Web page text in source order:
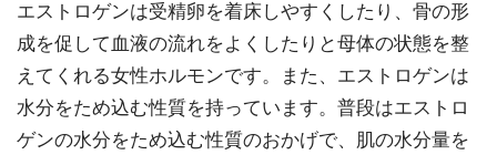
エストロゲンは受精卵を着床しやすくしたり、骨の形
成を促して血液の流れをよくしたりと母体の状態を整
えてくれる女性ホルモンです。また、エストロゲンは
水分をため込む性質を持っています。普段はエストロ
ゲンの水分をため込む性質のおかげで、肌の水分量を